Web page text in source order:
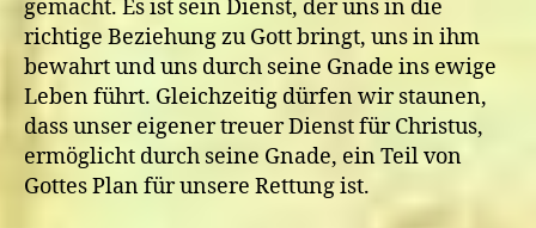
gemacht. Es ist sein Dienst, der uns in die
richtige Beziehung zu Gott bringt, uns in ihm
bewahrt und uns durch seine Gnade ins ewige
Leben führt. Gleichzeitig dürfen wir staunen,
dass unser eigener treuer Dienst für Christus,
ermöglicht durch seine Gnade, ein Teil von
Gottes Plan für unsere Rettung ist.